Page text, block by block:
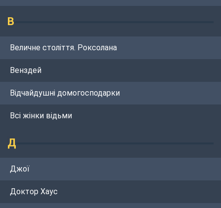
В
Величне століття. Роксолана
Венздей
Відчайдушні домогосподарки
Всі жінки відьми
Д
Джої
Доктор Хаус